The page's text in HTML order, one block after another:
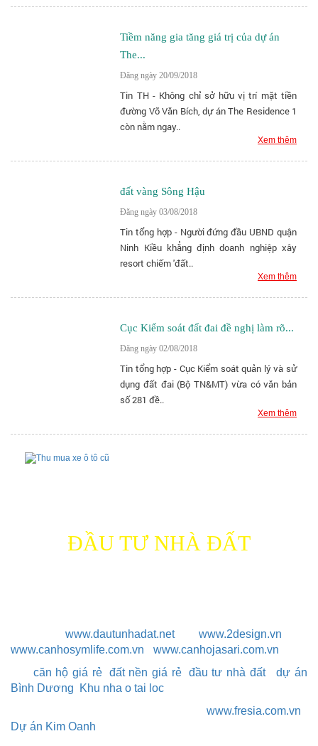
Tiềm năng gia tăng giá trị của dự án
The...
Đăng ngày 20/09/2018
Tin TH - Không chỉ sở hữu vị trí mặt tiền
đường Võ Văn Bích, dự án The Residence 1
còn nằm ngay..
Xem thêm
đất vàng Sông Hậu
Đăng ngày 03/08/2018
Tin tổng hợp - Người đứng đầu UBND quận
Ninh Kiều khẳng định doanh nghiệp xây
resort chiếm 'đất..
Xem thêm
Cục Kiểm soát đất đai đề nghị làm rõ...
Đăng ngày 02/08/2018
Tin tổng hợp - Cục Kiểm soát quản lý và sử
dụng đất đai (Bộ TN&MT) vừa có văn bản
số 281 đề..
Xem thêm
ĐẦU TƯ NHÀ ĐẤT
Website:www.dautunhadat.net -www.2design.vn
www.canhosymlife.com.vn
www.canhojasari.com.vn
căn hộ giá rẻ, đất nền giá rẻ, đầu tư nhà đất,dự án
Bình Dương
Khu nha o tai loc
Danh sách các dự án đang triển khai:www.fresia.com.vn
Dự án Kim Oanh